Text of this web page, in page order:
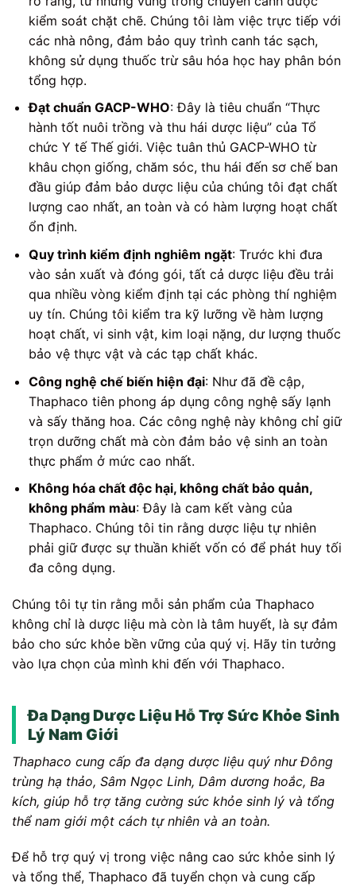
kiểm soát chặt chẽ. Chúng tôi làm việc trực tiếp với
các nhà nông, đảm bảo quy trình canh tác sạch,
không sử dụng thuốc trừ sâu hóa học hay phân bón
tổng hợp.
Đạt chuẩn GACP-WHO: Đây là tiêu chuẩn “Thực
hành tốt nuôi trồng và thu hái dược liệu” của Tổ
chức Y tế Thế giới. Việc tuân thủ GACP-WHO từ
khâu chọn giống, chăm sóc, thu hái đến sơ chế ban
đầu giúp đảm bảo dược liệu của chúng tôi đạt chất
lượng cao nhất, an toàn và có hàm lượng hoạt chất
ổn định.
Quy trình kiểm định nghiêm ngặt: Trước khi đưa
vào sản xuất và đóng gói, tất cả dược liệu đều trải
qua nhiều vòng kiểm định tại các phòng thí nghiệm
uy tín. Chúng tôi kiểm tra kỹ lưỡng về hàm lượng
hoạt chất, vi sinh vật, kim loại nặng, dư lượng thuốc
bảo vệ thực vật và các tạp chất khác.
Công nghệ chế biến hiện đại: Như đã đề cập,
Thaphaco tiên phong áp dụng công nghệ sấy lạnh
và sấy thăng hoa. Các công nghệ này không chỉ giữ
trọn dưỡng chất mà còn đảm bảo vệ sinh an toàn
thực phẩm ở mức cao nhất.
Không hóa chất độc hại, không chất bảo quản,
không phẩm màu: Đây là cam kết vàng của
Thaphaco. Chúng tôi tin rằng dược liệu tự nhiên
phải giữ được sự thuần khiết vốn có để phát huy tối
đa công dụng.
Chúng tôi tự tin rằng mỗi sản phẩm của Thaphaco
không chỉ là dược liệu mà còn là tâm huyết, là sự đảm
bảo cho sức khỏe bền vững của quý vị. Hãy tin tưởng
vào lựa chọn của mình khi đến với Thaphaco.
Đa Dạng Dược Liệu Hỗ Trợ Sức Khỏe Sinh
Lý Nam Giới
Thaphaco cung cấp đa dạng dược liệu quý như Đông
trùng hạ thảo, Sâm Ngọc Linh, Dâm dương hoắc, Ba
kích, giúp hỗ trợ tăng cường sức khỏe sinh lý và tổng
thể nam giới một cách tự nhiên và an toàn.
Để hỗ trợ quý vị trong việc nâng cao sức khỏe sinh lý
và tổng thể, Thaphaco đã tuyển chọn và cung cấp